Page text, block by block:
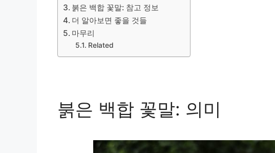
붉은 백합 꽃말: 참고 정보
더 알아보면 좋을 것들
마무리
Related
붉은 백합 꽃말: 의미